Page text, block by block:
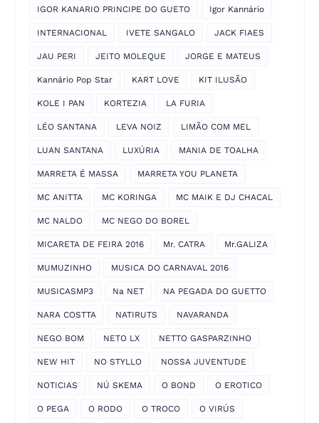
IGOR KANARIO PRINCIPE DO GUETO Igor Kannário
INTERNACIONAL IVETE SANGALO JACK FIAES
JAU PERI JEITO MOLEQUE JORGE E MATEUS
Kannário Pop Star KART LOVE KIT ILUSÃO
KOLE I PAN KORTEZIA LA FURIA
LÉO SANTANA LEVA NOIZ LIMÃO COM MEL
LUAN SANTANA LUXÚRIA MANIA DE TOALHA
MARRETA É MASSA MARRETA YOU PLANETA
MC ANITTA MC KORINGA MC MAIK E DJ CHACAL
MC NALDO MC NEGO DO BOREL
MICARETA DE FEIRA 2016 Mr. CATRA Mr.GALIZA
MUMUZINHO MUSICA DO CARNAVAL 2016
MUSICASMP3 Na NET NA PEGADA DO GUETTO
NARA COSTTA NATIRUTS NAVARANDA
NEGO BOM NETO LX NETTO GASPARZINHO
NEW HIT NO STYLLO NOSSA JUVENTUDE
NOTICIAS NÚ SKEMA O BOND O EROTICO
O PEGA O RODO O TROCO O VIRÚS